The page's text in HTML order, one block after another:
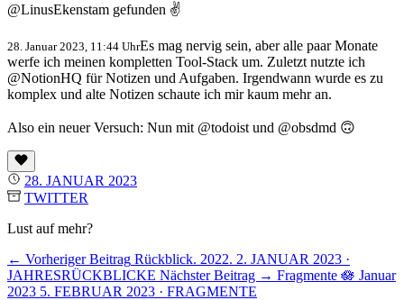
@LinusEkenstam gefunden ✌️
28. Januar 2023, 11:44 UhrEs mag nervig sein, aber alle paar Monate
werfe ich meinen kompletten Tool-Stack um. Zuletzt nutzte ich
@NotionHQ für Notizen und Aufgaben. Irgendwann wurde es zu
komplex und alte Notizen schaute ich mir kaum mehr an.
Also ein neuer Versuch: Nun mit @todoist und @obsdmd 🙃
28. JANUAR 2023
TWITTER
Lust auf mehr?
← Vorheriger Beitrag Rückblick. 2022. 2. JANUAR 2023 ·
JAHRESRÜCKBLICKE Nächster Beitrag → Fragmente 🪷 Januar
2023 5. FEBRUAR 2023 · FRAGMENTE